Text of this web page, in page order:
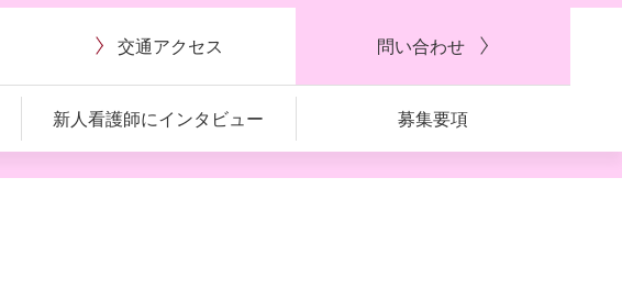
交通アクセス 問い合わせ
新人看護師にインタビュー 募集要項